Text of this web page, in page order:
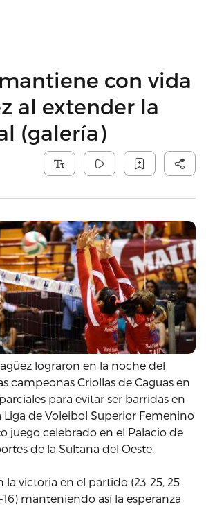
mantiene con vida
al extender la
(galería)
lograron en la noche del
campeonas Criollas de Caguas en
para evitar ser barridas en
Liga de Voleibol Superior Femenino
juego celebrado en el Palacio de
de la Sultana del Oeste.
la victoria en el partido (23-25, 25-
16) manteniendo así la esperanza